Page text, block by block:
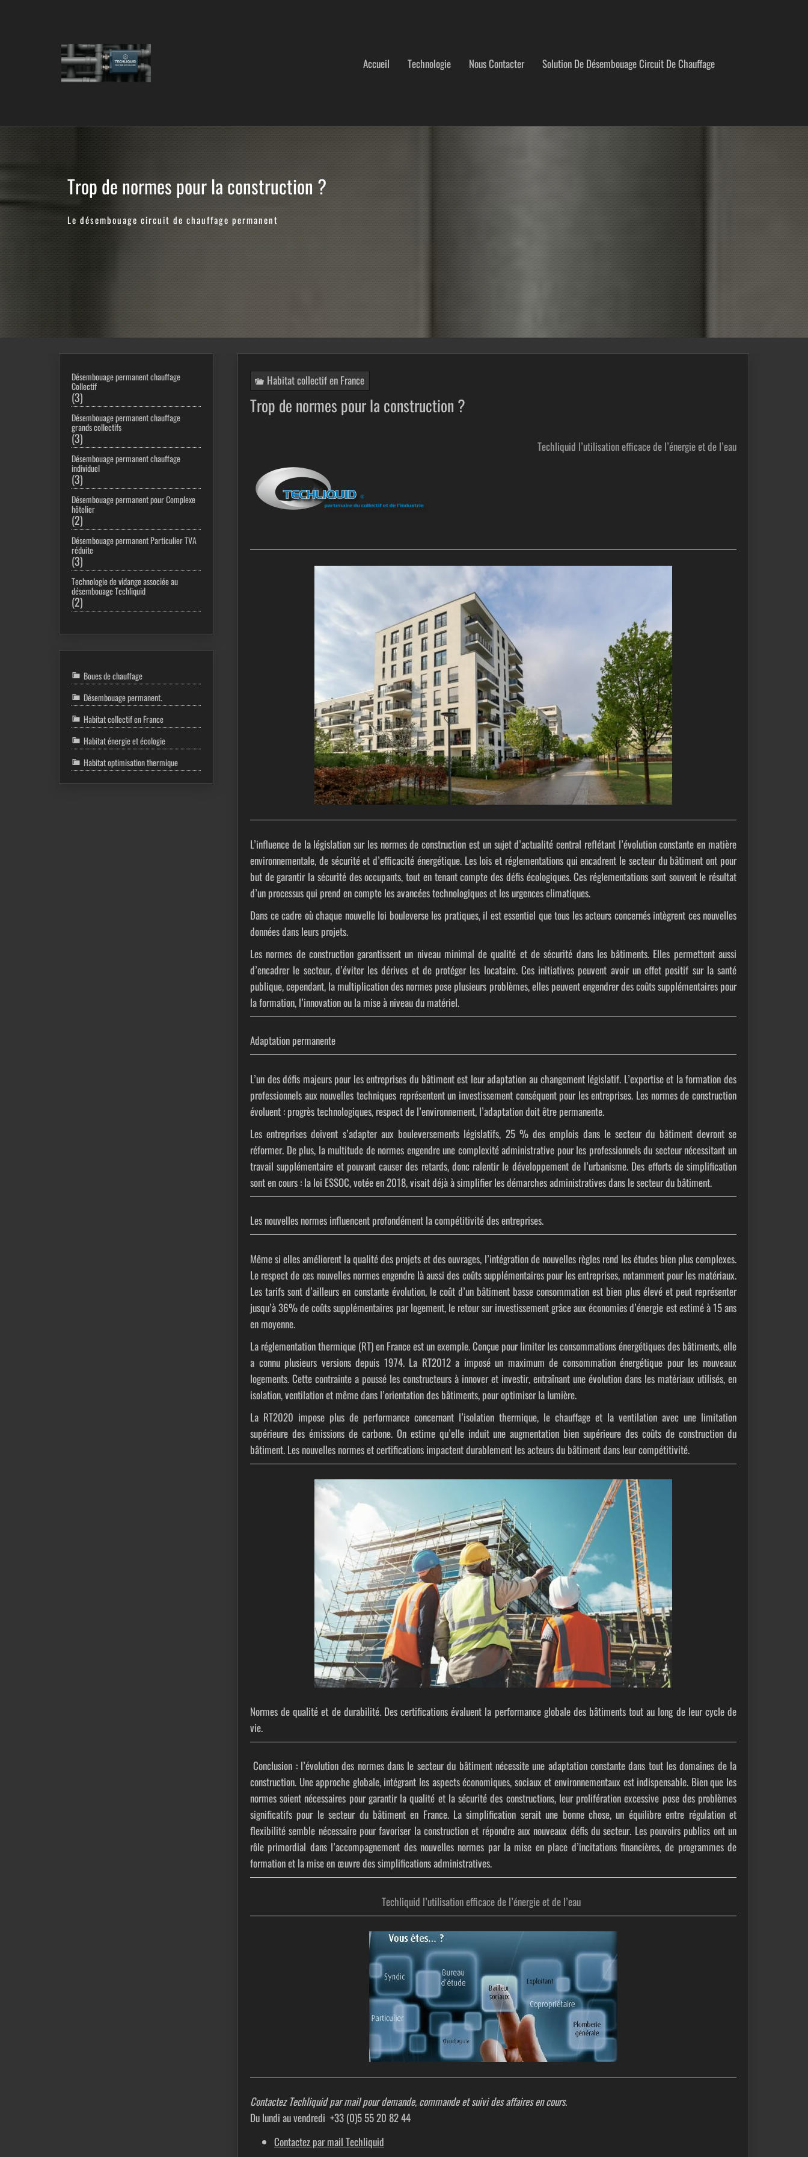
Accueil Technologie Nous Contacter Solution De Désembouage Circuit De Chauffage
Trop de normes pour la construction ?
Le désembouage circuit de chauffage permanent
Habitat collectif en France
Trop de normes pour la construction ?
Techliquid l’utilisation efficace de l’énergie et de l’eau
L’influence de la législation sur les normes de construction est un sujet d’actualité central reflétant l’évolution constante en matière
environnementale, de sécurité et d’efficacité énergétique. Les lois et réglementations qui encadrent le secteur du bâtiment ont pour
but de garantir la sécurité des occupants, tout en tenant compte des défis écologiques. Ces réglementations sont souvent le résultat
d’un processus qui prend en compte les avancées technologiques et les urgences climatiques.
Dans ce cadre où chaque nouvelle loi bouleverse les pratiques, il est essentiel que tous les acteurs concernés intègrent ces nouvelles
données dans leurs projets.
Les normes de construction garantissent un niveau minimal de qualité et de sécurité dans les bâtiments. Elles permettent aussi
d’encadrer le secteur, d’éviter les dérives et de protéger les locataire. Ces initiatives peuvent avoir un effet positif sur la santé
publique, cependant, la multiplication des normes pose plusieurs problèmes, elles peuvent engendrer des coûts supplémentaires pour
la formation, l’innovation ou la mise à niveau du matériel.
Adaptation permanente
L’un des défis majeurs pour les entreprises du bâtiment est leur adaptation au changement législatif. L’expertise et la formation des
professionnels aux nouvelles techniques représentent un investissement conséquentpour les entreprises. Les normes de construction
évoluent : progrès technologiques, respect de l’environnement, l’adaptation doit être permanente.
Les entreprises doivent s’adapter aux bouleversements législatifs, 25 % des emplois dans le secteur du bâtiment devront se
réformer. De plus, la multitude de normes engendre une complexité administrative pour les professionnels du secteur nécessitant un
travail supplémentaire et pouvant causer des retards, donc ralentir le développement de l’urbanisme. Des efforts de simplification
sont en cours : la loi ESSOC, votée en 2018, visait déjà à simplifier les démarches administratives dans le secteur du bâtiment.
Les nouvelles normes influencent profondément la compétitivité des entreprises.
Même si elles améliorent la qualité des projets et des ouvrages, l’intégration de nouvelles règles rend les études bien plus complexes.
Le respect de ces nouvelles normes engendre là aussi des coûts supplémentaires pour les entreprises, notamment pour les matériaux.
Les tarifs sont d’ailleurs en constante évolution, le coût d’un bâtiment basse consommation est bien plus élevé et peut représenter
jusqu’à36%de coûts supplémentaires par logement, le retour sur investissement grâce aux économies d’énergie est estimé à15ans
en moyenne.
La réglementation thermique (RT) en France est un exemple. Conçue pour limiter les consommations énergétiques des bâtiments, elle
a connu plusieurs versions depuis 1974. La RT2012a imposé un maximum de consommation énergétique pour les nouveaux
logements. Cette contrainte a poussé les constructeurs à innover et investir, entraînant une évolution dans les matériaux utilisés, en
isolation, ventilation et même dans l’orientation des bâtiments, pour optimiser la lumière.
La RT2020 impose plus de performance concernant l’isolation thermique, le chauffage et la ventilation avec une limitation
supérieure des émissions de carbone. On estime qu’elle induit une augmentation bien supérieure des coûts de construction du
bâtiment. Les nouvelles normes et certifications impactent durablement les acteurs du bâtiment dans leur compétitivité.
Normes de qualité et de durabilité. Des certifications évaluent la performance globale des bâtiments tout au long de leur cycle de
vie.
Conclusion :l’évolution des normes dans le secteur du bâtiment nécessite une adaptation constante dans tout les domaines de la
construction. Une approche globale, intégrant les aspects économiques, sociaux et environnementaux est indispensable. Bien que les
normes soient nécessaires pour garantir la qualité et la sécurité des constructions, leur prolifération excessive pose des problèmes
significatifs pour le secteur du bâtiment en France. La simplification serait une bonne chose, un équilibre entre régulation et
flexibilité semble nécessaire pour favoriser la construction et répondre aux nouveaux défis du secteur. Les pouvoirs publics ont un
rôle primordial dans l’accompagnement des nouvelles normes par la mise en place d’incitations financières, de programmes de
formation et la mise en œuvre des simplifications administratives.
Techliquid l’utilisation efficace de l’énergie et de l’eau
Contactez Techliquid par mail pour demande, commande et suivi des affaires en cours.
Du lundi au vendredi +33 (0)5 55 20 82 44
Contactez par mail Techliquid
Désembouage permanent chauffage
Collectif
33
produits
Désembouage permanent chauffage
grands collectifs
33
produits
Désembouage permanent chauffage
individuel
33
produits
Désembouage permanent pour Complexe
hôtelier
22
produits
Désembouage permanent Particulier TVA
réduite
33
produits
Technologie de vidange associée au
désembouage Techliquid
22
produits
Boues de chauffage
Désembouage permanent.
Habitat collectif en France
Habitat énergie et écologie
Habitat optimisation thermique